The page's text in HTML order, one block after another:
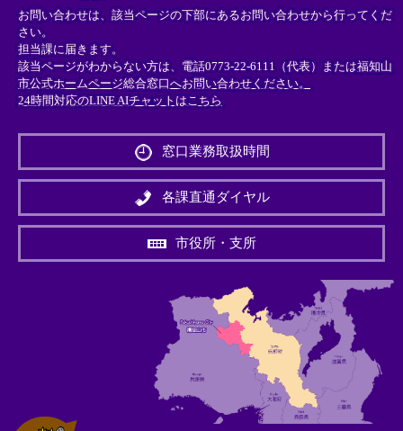
お問い合わせは、該当ページの下部にあるお問い合わせから行ってくだ
さい。
担当課に届きます。
該当ページがわからない方は、電話0773-22-6111（代表）または福知山
市公式ホームページ総合窓口へお問い合わせください。
24時間対応のLINE AIチャットはこちら
外
リ
ン
＞
窓口業務取扱時間
各課直通ダイヤル
市役所・支所